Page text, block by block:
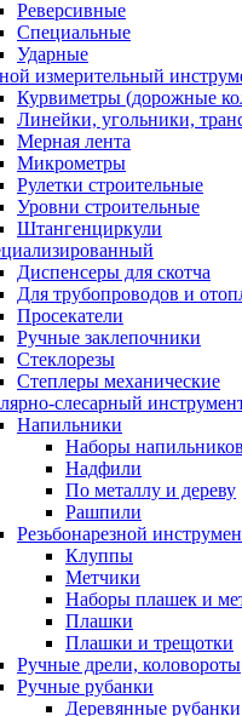
Реверсивные
Специальные
Ударные
измерительный
Курвиметры (дорожные
Линейки, угольники,
Мерная лента
Микрометры
Рулетки строительные
Уровни строительные
Штангенциркули
Диспенсеры для скотча
Для трубопроводов и
Просекатели
Ручные заклепочники
Стеклорезы
Степлеры механические
слесарный
Напильники
Наборы напильников
Надфили
По металлу и дереву
Рашпили
Резьбонарезной
Клуппы
Метчики
Наборы плашек и
Плашки
Плашки и трещотки
Ручные дрели, коловороты
Ручные рубанки
Деревянные рубанки